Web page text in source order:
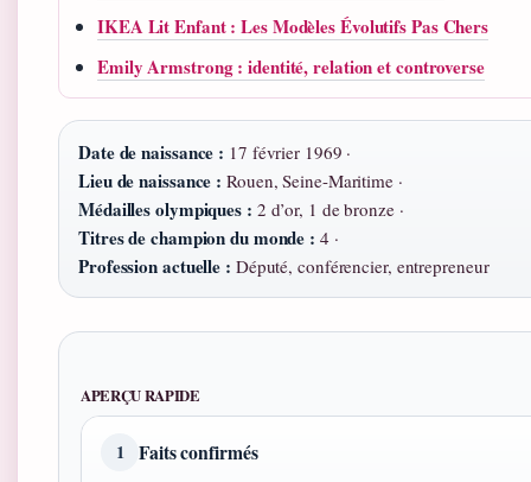
IKEA Lit Enfant : Les Modèles Évolutifs Pas Chers
Emily Armstrong : identité, relation et controverse
Date de naissance : 17 février 1969 ·
Lieu de naissance : Rouen, Seine-Maritime ·
Médailles olympiques : 2 d’or, 1 de bronze ·
Titres de champion du monde : 4 ·
Profession actuelle : Député, conférencier, entrepreneur
APERÇU RAPIDE
1 Faits confirmés